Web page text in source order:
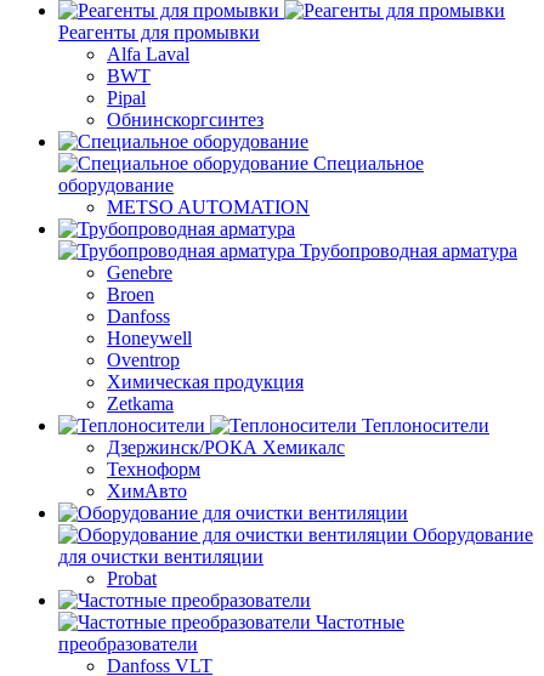
Реагенты для промывки
Alfa Laval
BWT
Pipal
Обнинскоргсинтез
Специальное
оборудование
METSO AUTOMATION
Трубопроводная арматура
Genebre
Broen
Danfoss
Honeywell
Oventrop
Химическая продукция
Zetkama
Теплоносители
Дзержинск/РОКА Хемикалс
Техноформ
ХимАвто
Оборудование
для очистки вентиляции
Probat
Частотные
преобразователи
Danfoss VLT